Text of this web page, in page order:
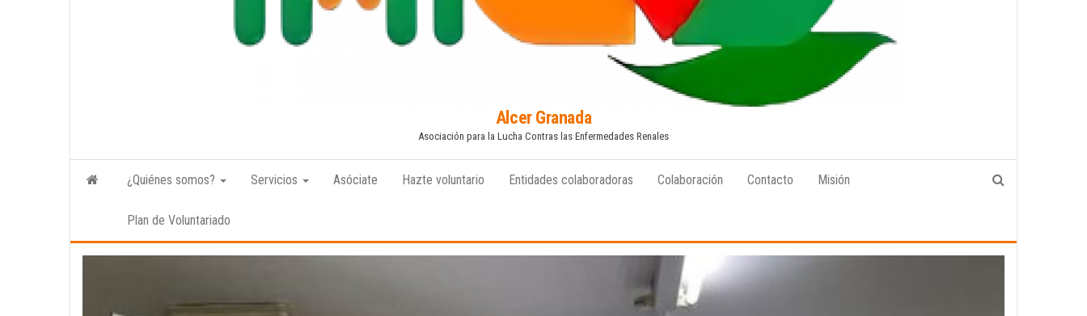
Alcer Granada
Asociación para la Lucha Contras las Enfermedades Renales
¿Quiénes somos? Servicios Asóciate Hazte voluntario Entidades colaboradoras Colaboración Contacto Misión
Plan de Voluntariado